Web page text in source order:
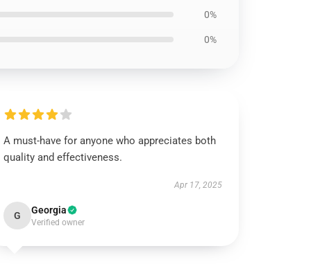
0%
0%
A must-have for anyone who appreciates both
quality and effectiveness.
Apr 17, 2025
G Georgia
Verified owner